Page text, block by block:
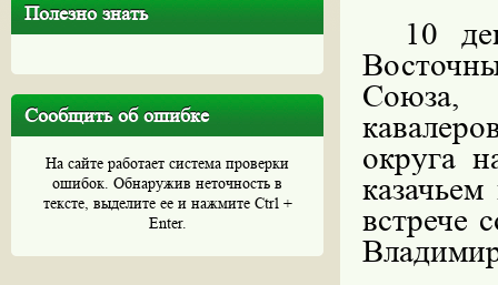
Полезно знать
Сообщить об ошибке
На сайте работает система проверки
ошибок. Обнаружив неточность в
тексте, выделите ее и нажмите Ctrl +
Enter.
10
Союза,
округа
встрече